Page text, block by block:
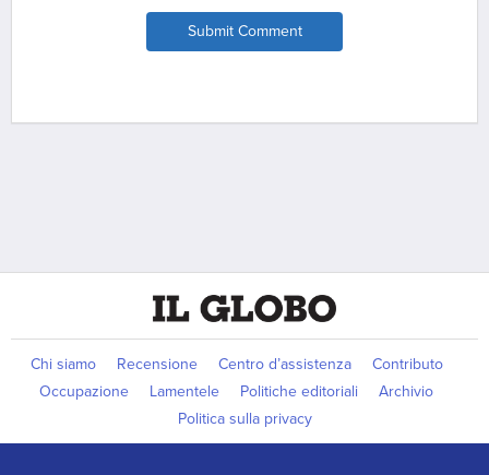
Submit Comment
Chi siamo Recensione Centro d’assistenza
Contributo
Occupazione
Lamentele Politiche editoriali
Archivio
Politica sulla privacy